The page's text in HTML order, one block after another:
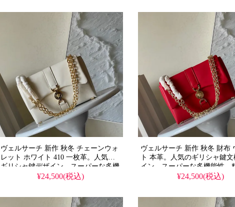
ヴェルサーチ 新作 秋冬 チェーンウォ
レット ホワイト 410 一枚革。人気の
ギリシャ鍵デザイン。スーパーな多機
能性。精巧なコピー品。偽物とは異な
¥24,500(税込)
ヴェルサーチ 新作 秋冬 財布
ト 本革。人気のギリシャ鍵
イン。スーパーな多機能性。
ーの美品。粗悪な偽物とは異
¥24,500(税込)